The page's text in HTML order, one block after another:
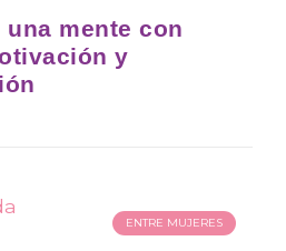
una mente con
y
ENTRE MUJERES